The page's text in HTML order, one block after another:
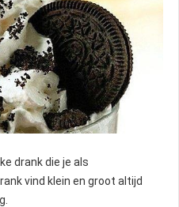
drank die je als
vind klein en groot altijd